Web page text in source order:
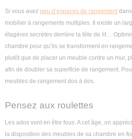
Si vous avez peu d’espaces de rangement
mobilier à rangements multiples. Il existe un
étagères secrètes derrière la tête de lit…
chambre pour qu’ils se transforment en
plutôt que de placer un meuble contre un mur,
afin de doubler sa superficie de rangement.
meubles de rangement dos à dos.
Pensez aux roulettes
Les ados vont en être fous. A cet âge, on
la disposition des meubles de sa chambre en